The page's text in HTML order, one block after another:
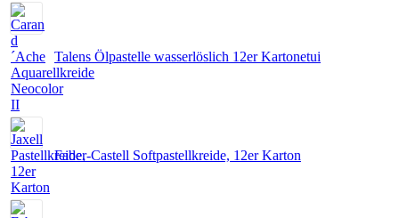
Talens Ölpastelle wasserlöslich 12er Kartonetui
Faber-Castell Softpastellkreide, 12er Karton